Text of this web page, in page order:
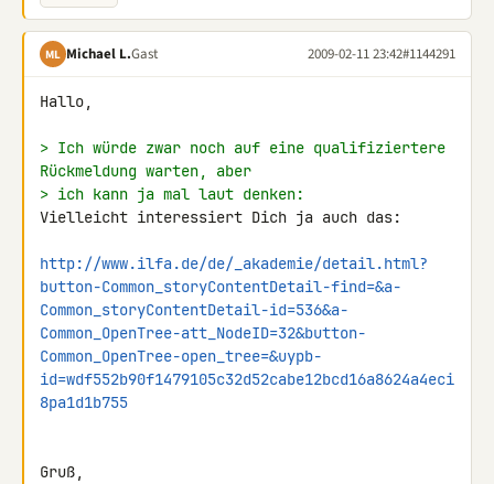
ML Michael L.Gast 2009-02-11 23:42#1144291
Hallo,
> Ich würde zwar noch auf eine qualifiziertere
Rückmeldung warten, aber
> ich kann ja mal laut denken:
Vielleicht interessiert Dich ja auch das:
http://www.ilfa.de/de/_akademie/detail.html?
button-Common_storyContentDetail-find=&a-
Common_storyContentDetail-id=536&a-
Common_OpenTree-att_NodeID=32&button-
Common_OpenTree-open_tree=&uypb-
id=wdf552b90f1479105c32d52cabe12bcd16a8624a4eci
8pa1d1b755
Gruß,